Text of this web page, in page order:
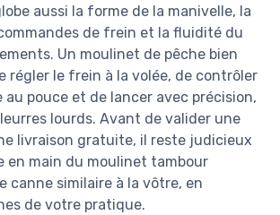
aussi la forme de la manivelle, la
de frein et la fluidité du
Un moulinet de pêche bien
régler le frein à la volée, de contrôler
au pouce et de lancer avec précision,
lourds. Avant de valider une
livraison gratuite, il reste judicieux
en main du moulinet tambour
canne similaire à la vôtre, en
de votre pratique.